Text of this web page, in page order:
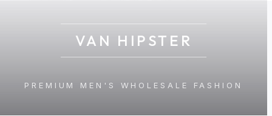
VAN HIPSTER
PREMIUM MEN'S WHOLESALE FASHION